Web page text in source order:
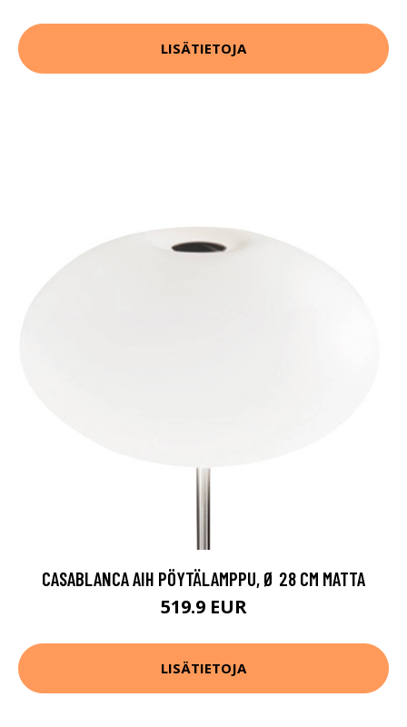
LISÄTIETOJA
CASABLANCA AIH PÖYTÄLAMPPU, Ø 28 CM MATTA
519.9 EUR
LISÄTIETOJA